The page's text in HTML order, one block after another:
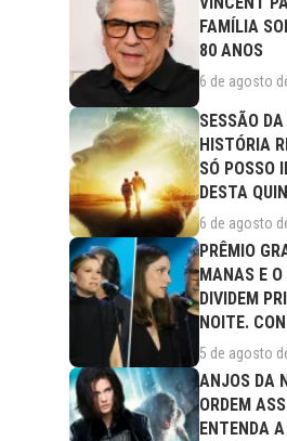
FAMÍLIA
80 ANOS
6 de agosto
SESSÃO
HISTÓRIA
SÓ POSSO
DESTA
6 de agosto
PRÊMIO
MANAS E
DIVIDEM
NOITE.
COMPLETA
5 de agosto
ANJOS DA
ORDEM
ENTENDA